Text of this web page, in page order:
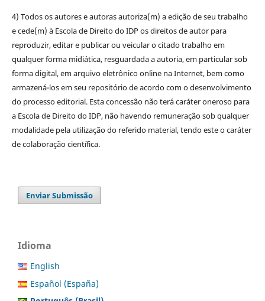
4) Todos os autores e autoras autoriza(m) a edição de seu trabalho
e cede(m) à Escola de Direito do IDP os direitos de autor para
reproduzir, editar e publicar ou veicular o citado trabalho em
qualquer forma midiática, resguardada a autoria, em particular sob
forma digital, em arquivo eletrônico online na Internet, bem como
armazená-los em seu repositório de acordo com o desenvolvimento
do processo editorial. Esta concessão não terá caráter oneroso para
a Escola de Direito do IDP, não havendo remuneração sob qualquer
modalidade pela utilização do referido material, tendo este o caráter
de colaboração científica.
Enviar Submissão
Idioma
English
Español (España)